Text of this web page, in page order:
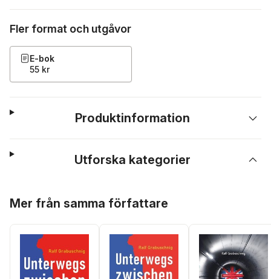
Fler format och utgåvor
E-bok
55 kr
Produktinformation
Utforska kategorier
Mer från samma författare